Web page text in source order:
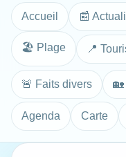
Accueil 📰
🏖️ Plage 📍
🚨 Faits divers 🏡
Agenda Carte